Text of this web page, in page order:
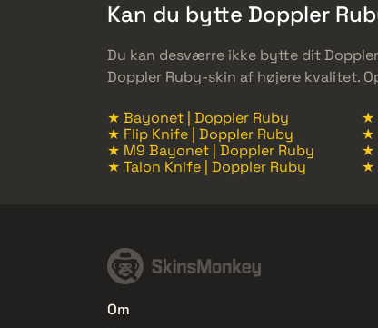
Kan du bytte Doppler
Du kan desværre ikke bytte dit
Doppler Ruby-skin af højere kvalitet.
★ Bayonet | Doppler Ruby ★
★ Flip Knife | Doppler Ruby
★
★ M9 Bayonet | Doppler Ruby
★
★ Talon Knife | Doppler Ruby
★
Om